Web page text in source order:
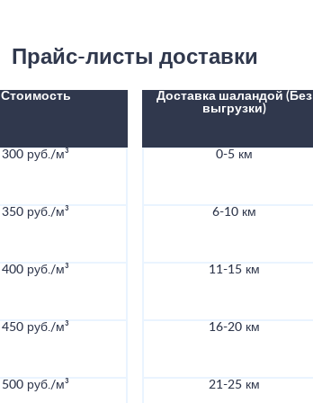
Прайс-листы доставки
Стоимость
300 руб./м³
350 руб./м³
400 руб./м³
450 руб./м³
500 руб./м³
Доставка шаландой (Без
выгрузки)
0-5 км
6-10 км
11-15 км
16-20 км
21-25 км